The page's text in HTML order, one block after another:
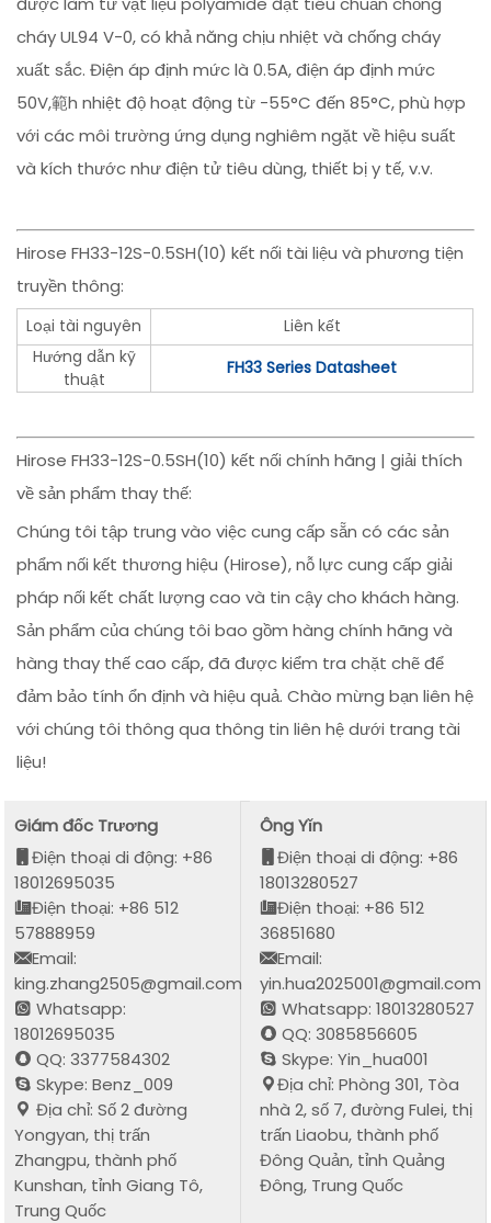
cháy UL94 V-0, có khả năng chịu nhiệt và chống cháy
xuất sắc. Điện áp định mức là 0.5A, điện áp định mức
50V,範h nhiệt độ hoạt động từ -55°C đến 85°C, phù hợp
với các môi trường ứng dụng nghiêm ngặt về hiệu suất
và kích thước như điện tử tiêu dùng, thiết bị y tế, v.v.
Hirose FH33-12S-0.5SH(10) kết nối tài liệu và phương tiện
truyền thông:
Loại tài nguyên
Liên kết
Hướng dẫn kỹ
thuật
FH33 Series Datasheet
Hirose FH33-12S-0.5SH(10) kết nối chính hãng | giải thích
về sản phẩm thay thế:
Chúng tôi tập trung vào việc cung cấp sẵn có các sản
phẩm nối kết thương hiệu (Hirose), nỗ lực cung cấp giải
pháp nối kết chất lượng cao và tin cậy cho khách hàng.
Sản phẩm của chúng tôi bao gồm hàng chính hãng và
hàng thay thế cao cấp, đã được kiểm tra chặt chẽ để
đảm bảo tính ổn định và hiệu quả. Chào mừng bạn liên hệ
với chúng tôi thông qua thông tin liên hệ dưới trang tài
liệu!
Giám đốc Trương
Điện thoại di động: +86
18012695035
Điện thoại: +86 512
57888959
Email:
king.zhang2505@gmail.com
Whatsapp:
18012695035
QQ: 3377584302
Skype: Benz_009
Địa chỉ: Số 2 đường
Yongyan, thị trấn
Zhangpu, thành phố
Kunshan, tỉnh Giang Tô,
Trung Quốc
Ông Yǐn
Điện thoại di động: +86
18013280527
Điện thoại: +86 512
36851680
Email:
yin.hua2025001@gmail.com
Whatsapp: 18013280527
QQ: 3085856605
Skype: Yin_hua001
Địa chỉ: Phòng 301, Tòa
nhà 2, số 7, đường Fulei, thị
trấn Liaobu, thành phố
Đông Quản, tỉnh Quảng
Đông, Trung Quốc